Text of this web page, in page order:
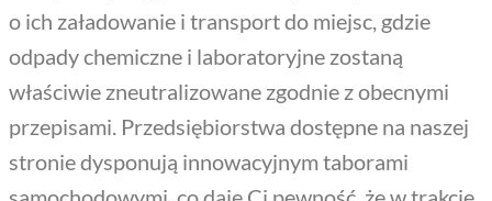
o ich załadowanie i transport do miejsc, gdzie
odpady chemiczne i laboratoryjne zostaną
właściwie zneutralizowane zgodnie z obecnymi
przepisami. Przedsiębiorstwa dostępne na naszej
stronie dysponują innowacyjnym taborami